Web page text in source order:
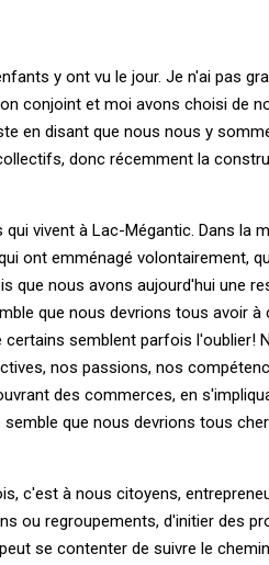
y ont vu le jour. Je n'ai pas
conjoint et moi avons choisi de
en disant que nous nous y
donc récemment la
vivent à Lac-Mégantic. Dans la
ont emménagé volontairement,
que nous avons aujourd'hui une
que nous devrions tous avoir
semblent parfois l'oublier!
nos passions, nos
des commerces, en
que nous devrions tous
c'est à nous citoyens,
ou regroupements, d'initier des
se contenter de suivre le